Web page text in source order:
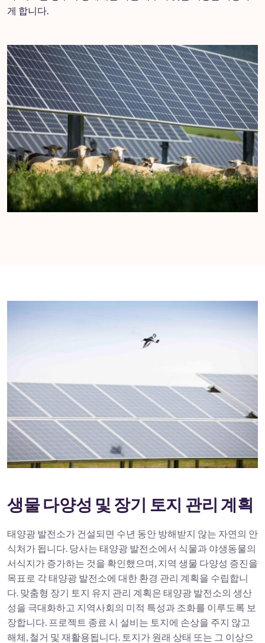
게 합니다.
생물 다양성 및 장기 토지 관리 계획
태양광 발전소가 건설되면 수년 동안 방해받지 않는 자연의 안
식처가 됩니다. 당사는 태양광 발전소에서 식물과 야생동물의
서식지가 증가하는 것을 확인했으며, 지역 생물 다양성 증진을
목표로 각 태양광 발전소에 대한 환경 관리 계획을 수립합니
다. 맞춤형 장기 토지 유지 관리 계획은 태양광 발전소의 생산
성을 극대화하고 지역사회의 미적 특성과 조화를 이루도록 보
장합니다. 프로젝트 종료 시 설비는 토지에 손상을 주지 않고
해체, 철거 및 재활용됩니다. 토지가 원래 상태 또는 그 이상으